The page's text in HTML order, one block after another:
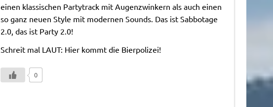
einen klassischen Partytrack mit Augenzwinkern als auch einen
so ganz neuen Style mit modernen Sounds. Das ist Sabbotage
2.0, das ist Party 2.0!
Schreit mal LAUT: Hier kommt die Bierpolizei!
0